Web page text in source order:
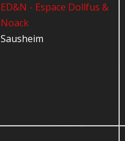
ED&N - Espace Dollfus &
Noack
Sausheim